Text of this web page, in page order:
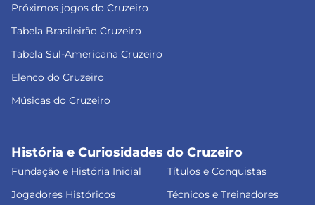
Próximos jogos do Cruzeiro
Tabela Brasileirão Cruzeiro
Tabela Sul-Americana Cruzeiro
Elenco do Cruzeiro
Músicas do Cruzeiro
História e Curiosidades do Cruzeiro
Fundação e História Inicial
Títulos e Conquistas
Jogadores Históricos
Técnicos e Treinadores